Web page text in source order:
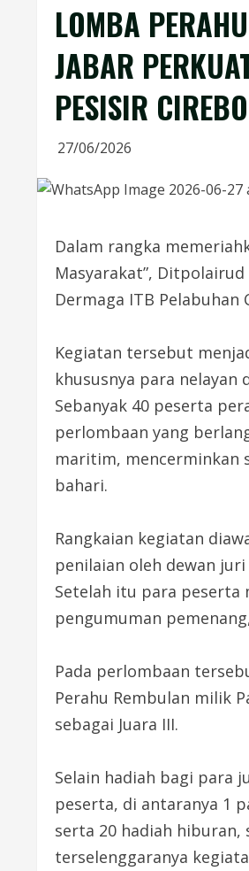
LOMBA
JABAR
PESISIR
27/06/2026
Dalam rangka
Masyarakat”,
Dermaga ITB Pelabuhan
Kegiatan tersebut
khususnya para nelayan
Sebanyak 40 peserta
perlombaan yang
maritim, mencerminkan
bahari.
Rangkaian kegiatan
penilaian oleh dewan
Setelah itu para
pengumuman
Pada perlombaan
Perahu Rembulan milik
sebagai Juara III.
Selain hadiah bagi para
peserta, di antaranya 1
serta 20 hadiah hiburan,
terselenggaranya